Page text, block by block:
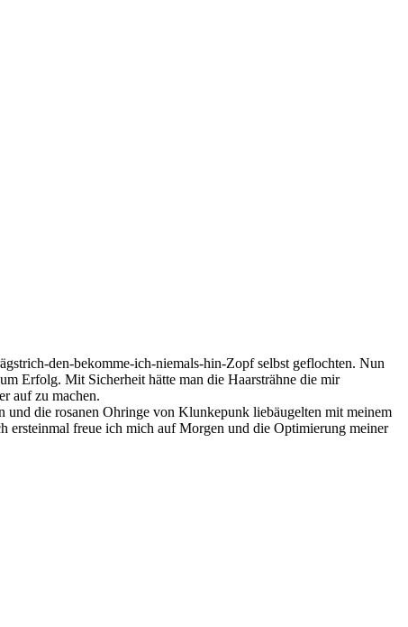
den-bekomme-ich-niemals-hin-Zopf selbst geflochten. Nun
Erfolg. Mit Sicherheit hätte man die Haarsträhne die mir
auf zu machen.
die rosanen Ohringe von Klunkepunk liebäugelten mit meinem
freue ich mich auf Morgen und die Optimierung meiner